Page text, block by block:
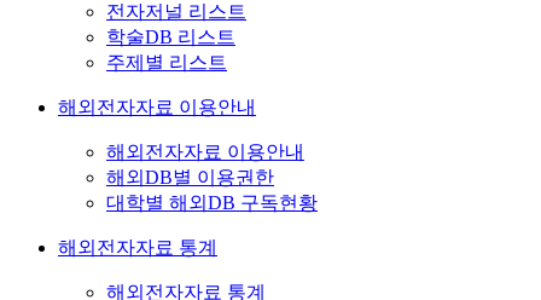
전자저널 리스트
학술DB 리스트
주제별 리스트
해외전자자료 이용안내
해외전자자료 이용안내
해외DB별 이용권한
대학별 해외DB 구독현황
해외전자자료 통계
해외전자자료 통계